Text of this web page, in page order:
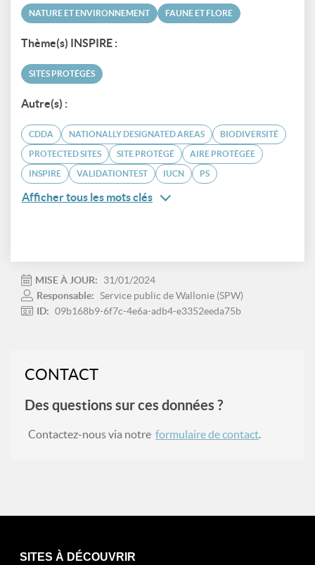
NATURE ET ENVIRONNEMENT FAUNE ET FLORE
Thème(s) INSPIRE :
SITES PROTÉGÉS
Autre(s) :
CDDA NATIONALLY DESIGNATED AREAS BIODIVERSITÉ
PROTECTED SITES SITE PROTÉGÉ AIRE PROTÉGÉE
INSPIRE VALIDATIONTEST IUCN PS
Afficher tous les mots clés
MISE À JOUR:
31/01/2024
Responsable: Service public de Wallonie (SPW)
ID: 09b168b9-6f7c-4e6a-adb4-e3352eeda75b
CONTACT
Des questions sur ces données ?
Contactez-nous via notre formulaire de contact.
SITES À DÉCOUVRIR